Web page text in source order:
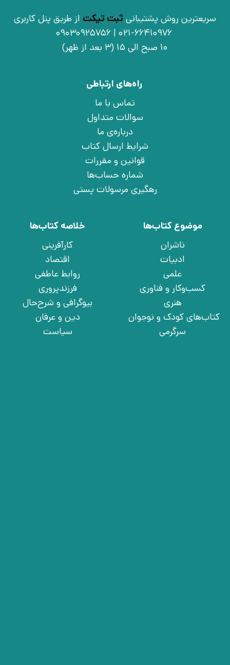
سریعترین روش پشتیبانی ثبت تیکت از طریق پنل کاربری
021-66410976 | 09030925756
10 صبح الی 15 (3 بعد از ظهر)
راه‌های ارتباطی
تماس با ما
سوالات متداول
درباره‌ی ما
شرایط ارسال کتاب
قوانین و مقررات
شماره حساب‌ها
رهگیری مرسولات پستی
موضوع کتاب‌ها
ناشران
ادبیات
علمی
کسب‌وکار و فناوری
هنری
کتاب‌های کودک و نوجوان
سرگرمی
خلاصه کتاب‌ها
کارآفرینی
اقتصاد
روابط عاطفی
فرزندپروری
بیوگرافی و شرح‌حال
دین و عرفان
سیاست